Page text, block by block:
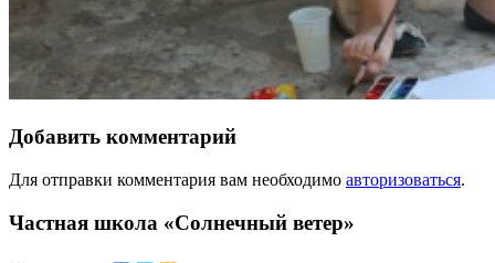
Добавить комментарий
Для отправки комментария вам необходимо авторизоваться.
Частная школа «Солнечный ветер»